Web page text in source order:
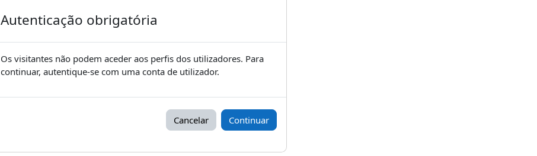
Autenticação obrigatória
Os visitantes não podem aceder aos perfis dos utilizadores. Para
continuar, autentique-se com uma conta de utilizador.
Cancelar Continuar